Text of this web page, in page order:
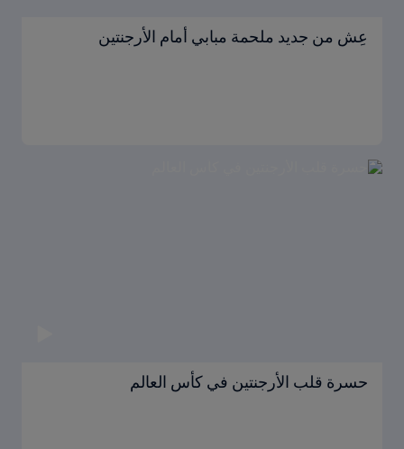
عِش من جديد ملحمة مبابي أمام الأرجنتين
حسرة قلب الأرجنتين في كأس العالم